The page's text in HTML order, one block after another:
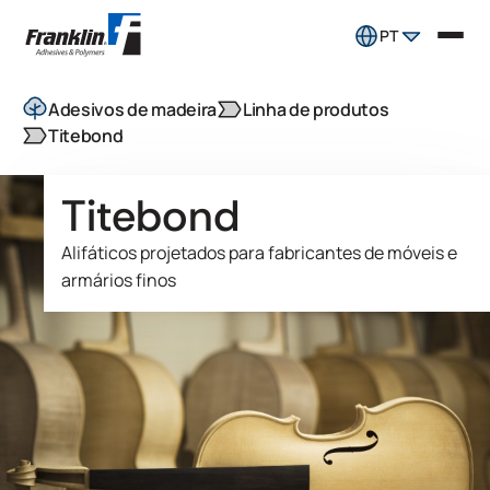
PT
Adesivos de madeira
Linha de produtos
Titebond
Titebond
Alifáticos projetados para fabricantes de móveis e
armários finos